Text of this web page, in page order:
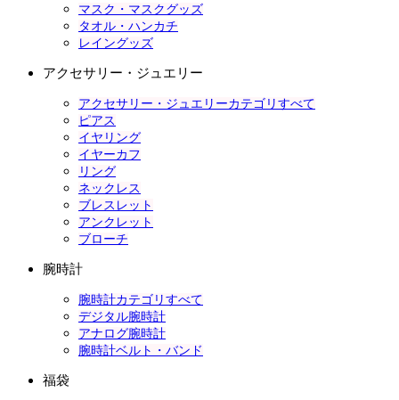
マスク・マスクグッズ
タオル・ハンカチ
レイングッズ
アクセサリー・ジュエリー
アクセサリー・ジュエリーカテゴリすべて
ピアス
イヤリング
イヤーカフ
リング
ネックレス
ブレスレット
アンクレット
ブローチ
腕時計
腕時計カテゴリすべて
デジタル腕時計
アナログ腕時計
腕時計ベルト・バンド
福袋